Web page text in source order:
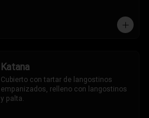
Katana
Cubierto con tartar de langostinos
empanizados, relleno con langostinos
y palta.